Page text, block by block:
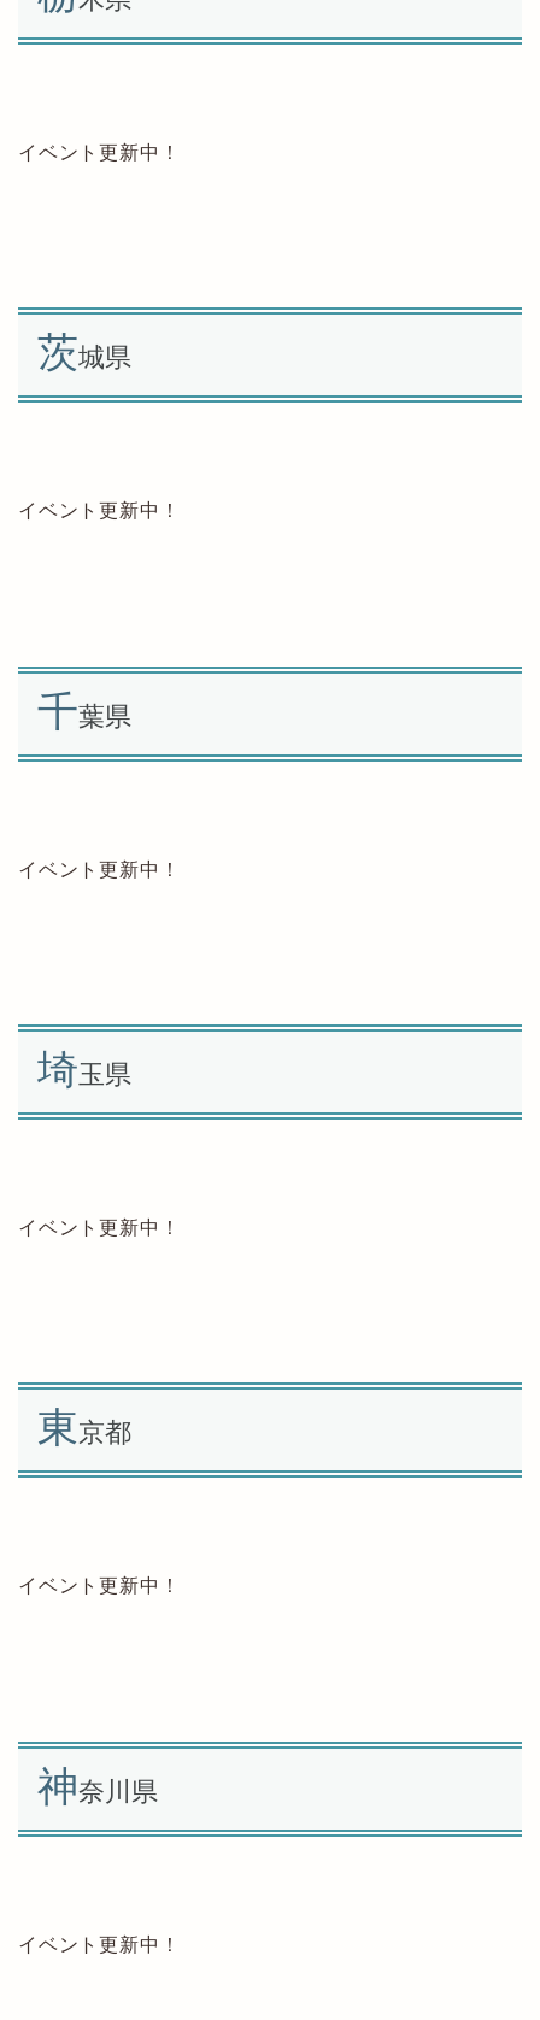
イベント更新中！
茨城県
イベント更新中！
千葉県
イベント更新中！
埼玉県
イベント更新中！
東京都
イベント更新中！
神奈川県
イベント更新中！